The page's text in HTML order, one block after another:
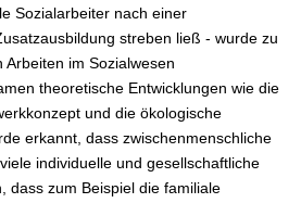
Sozialarbeiter nach einer
streben ließ - wurde zu
im Sozialwesen
theoretische Entwicklungen wie die
und die ökologische
erkannt, dass zwischenmenschliche
individuelle und gesellschaftliche
dass zum Beispiel die familiale